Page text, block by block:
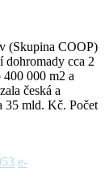
(Skupina COOP)
dohromady cca 2
000 m2 a
česká a
35 mld. Kč. Počet
e-